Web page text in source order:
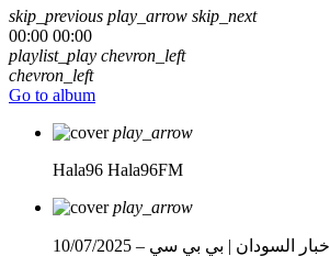
skip_previous play_arrow skip_next
00:00 00:00
playlist_play chevron_left
chevron_left
Go to album
play_arrow
Hala96 Hala96FM
play_arrow
أخبار السودان | بي بي سي – 10/07/2025